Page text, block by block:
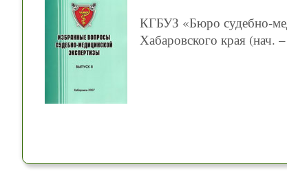
КГБУЗ «Бюро судебно-
Хабаровского края (нач.